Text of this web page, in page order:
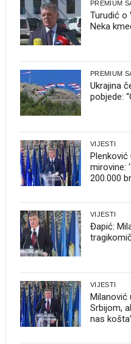
PREMIUM
Turudić o
Neka
PREMIUM
Ukrajina
pobjede:
VIJESTI
Plenković
mirovine:
200.000
VIJESTI
Đapić:
VIJESTI
Milanović
Srbijom,
nas